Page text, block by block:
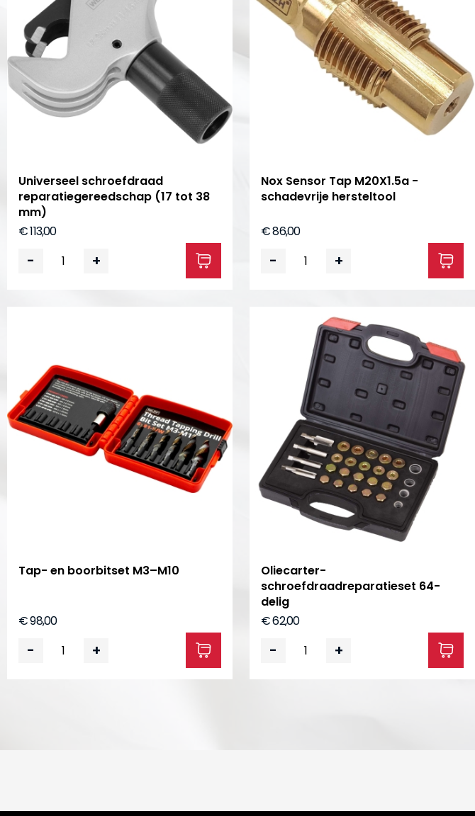
Universeel schroefdraad
reparatiegereedschap (17 tot 38
mm)
€ 113,00
- +
Nox Sensor Tap M20X1.5a -
schadevrije hersteltool
€ 86,00
- +
Tap- en boorbitset M3–M10
€ 98,00
- +
Oliecarter-
schroefdraadreparatieset 64-
delig
€ 62,00
- +